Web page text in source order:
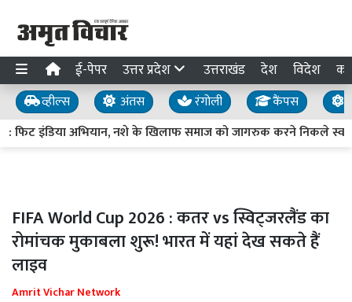
ई-पेपर उत्तर प्रदेश उत्तराखंड देश विदेश
व्हील्स अंतस रंगोली कैंपस
फिट इंडिया अभियान, नशे के खिलाफ समाज को जागरुक करने निकले
FIFA World Cup 2026 : कतर vs स्विट्जरलैंड का
रोमांचक मुकाबला शुरू! भारत में यहां देख सकते हैं
लाइव
Amrit Vichar Network